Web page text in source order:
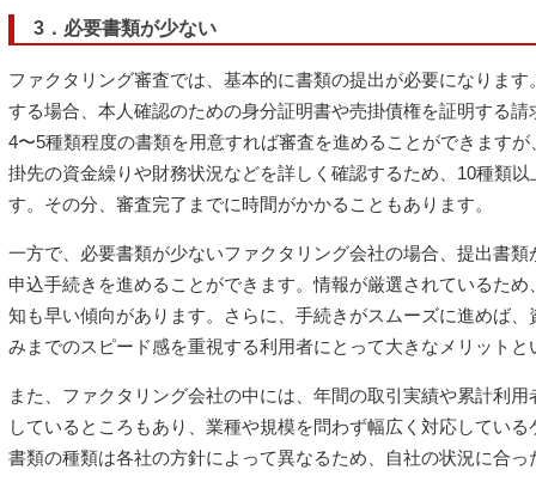
3．必要書類が少ない
ファクタリング審査では、基本的に書類の提出が必要になりま
する場合、本人確認のための身分証明書や売掛債権を証明する
4〜5種類程度の書類を用意すれば審査を進めることができます
掛先の資金繰りや財務状況などを詳しく確認するため、10種類
す。その分、審査完了までに時間がかかることもあります。
一方で、必要書類が少ないファクタリング会社の場合、提出書
申込手続きを進めることができます。情報が厳選されているた
知も早い傾向があります。さらに、手続きがスムーズに進めば
みまでのスピード感を重視する利用者にとって大きなメリットと
また、ファクタリング会社の中には、年間の取引実績や累計利
しているところもあり、業種や規模を問わず幅広く対応してい
書類の種類は各社の方針によって異なるため、自社の状況に合